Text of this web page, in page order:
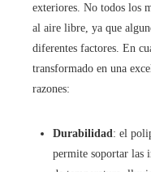
exteriores. No todos los
al aire libre, ya que
diferentes factores. En
transformado en una
razones:
Durabilidad: el
permite soportar las